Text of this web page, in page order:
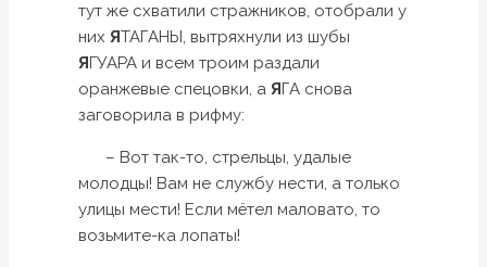
тут же схватили стражников, отобрали у
них ЯТАГАНЫ, вытряхнули из шубы
ЯГУАРА и всем троим раздали
оранжевые спецовки, а ЯГА снова
заговорила в рифму:
– Вот так-то, стрельцы, удалые
молодцы! Вам не службу нести, а только
улицы мести! Если мётел маловато, то
возьмите-ка лопаты!